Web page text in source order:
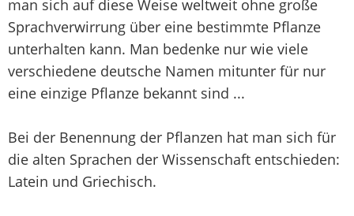
man sich auf diese Weise weltweit ohne große
Sprachverwirrung über eine bestimmte Pflanze
unterhalten kann. Man bedenke nur wie viele
verschiedene deutsche Namen mitunter für nur
eine einzige Pflanze bekannt sind ...
Bei der Benennung der Pflanzen hat man sich für
die alten Sprachen der Wissenschaft entschieden:
Latein und Griechisch.